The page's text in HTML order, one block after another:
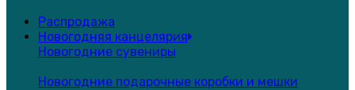
Распродажа
Новогодняя канцелярия
Новогодние сувениры
Новогодние подарочные коробки и мешки